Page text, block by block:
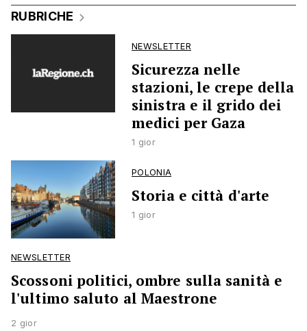
RUBRICHE
NEWSLETTER
Sicurezza nelle
stazioni, le crepe della
sinistra e il grido dei
medici per Gaza
1 gior
POLONIA
Storia e città d'arte
1 gior
NEWSLETTER
Scossoni politici, ombre sulla sanità e
l'ultimo saluto al Maestrone
2 gior